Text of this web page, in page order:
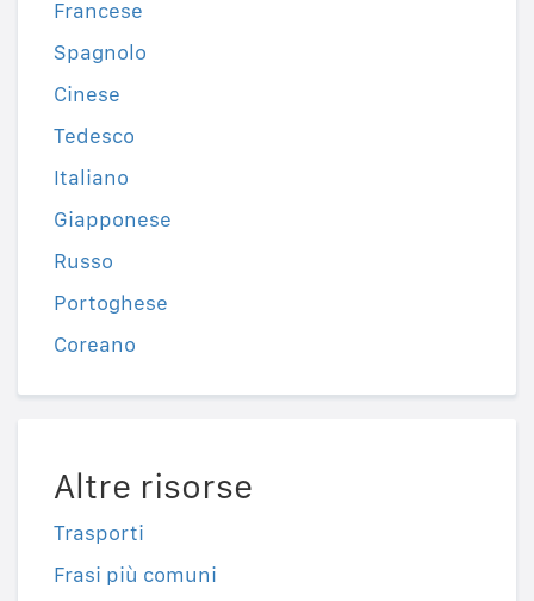
Francese
Spagnolo
Cinese
Tedesco
Italiano
Giapponese
Russo
Portoghese
Coreano
Altre risorse
Trasporti
Frasi più comuni